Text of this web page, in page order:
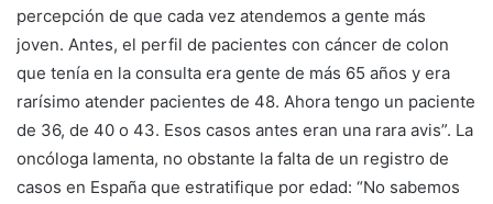
percepción de que cada vez atendemos a gente más
joven. Antes, el perfil de pacientes con cáncer de colon
que tenía en la consulta era gente de más 65 años y era
rarísimo atender pacientes de 48. Ahora tengo un paciente
de 36, de 40 o 43. Esos casos antes eran una rara avis”. La
oncóloga lamenta, no obstante la falta de un registro de
casos en España que estratifique por edad: “No sabemos